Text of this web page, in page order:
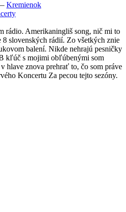
Kremienok
rádio. Amerikaningliš song, nič mi to
8 slovenských rádií. Zo všetkých znie
balení. Nikde nehrajú pesničky
kľúč s mojimi obľúbenými som
hlave znova prehrať to, čo som práve
Koncertu Za pecou tejto sezóny.